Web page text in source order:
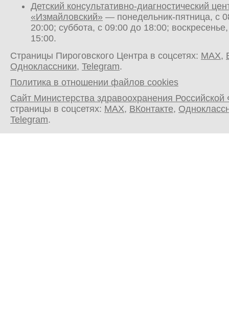
Детский консультативно-диагностический
«Измайловский» — понедельник-пятница, с
20:00; суббота, с 09:00 до 18:00;
15:00.
Страницы Пироговского Центра в соцсетях: MAX,
Одноклассники, Telegram.
Политика в отношении файлов cookies
Сайт Министерства здравоохранения
страницы в соцсетях: MAX, ВКонтакте,
Telegram.